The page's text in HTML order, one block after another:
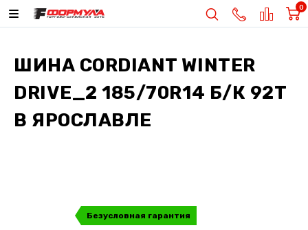
0
ШИНА CORDIANT WINTER
DRIVE_2 185/70R14 Б/К 92T
В ЯРОСЛАВЛЕ
Безусловная гарантия